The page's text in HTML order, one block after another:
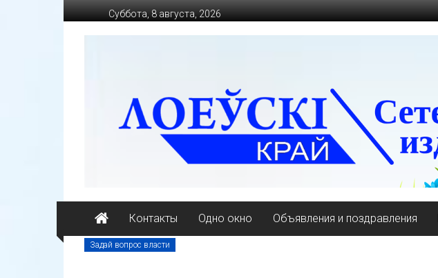
к
содержимому
Суббота, 8 августа, 2026
массово-
политическая
Контакты Одно окно Объявления и поздравления
Задай вопрос власти